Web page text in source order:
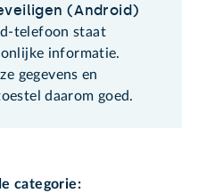
(Android)
telefoon staat
informatie.
gegevens en
daarom goed.
categorie: